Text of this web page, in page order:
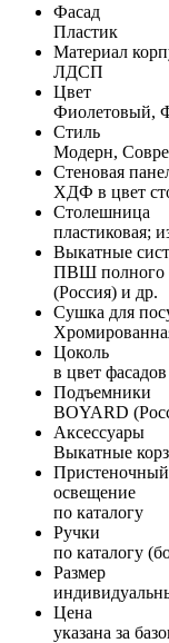
Фасад
Пластик
Материал
ЛДСП
Цвет
Фиолетовый,
Стиль
Модерн,
Стеновая
ХДФ в цвет
Столешница
пластиковая;
Выкатные
ПВШ полного
(Россия) и др.
Сушка для
Цоколь
в цвет
Подъемники
BOYARD
Аксессуары
Выкатные
Пристеночный
освещение
по каталогу
Ручки
по каталогу
Размер
Цена
указана за